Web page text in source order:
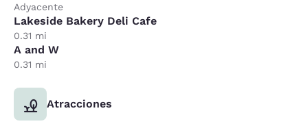
Adyacente
Lakeside Bakery Deli Cafe
0.31 mi
A and W
0.31 mi
Atracciones